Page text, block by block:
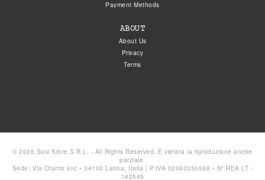
Payment Methods
ABOUT
About Us
Privacy
Terms
© 2026 Susi Store S.R.L. - All Rights Reserved. È vietata la riproduzione anche
parziale.
Sede: Via Ofanto snc • 04100 Latina, Italia | P.IVA 02060350598 • N° REA LT -
142545